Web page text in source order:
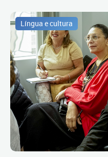
Língua e cultura